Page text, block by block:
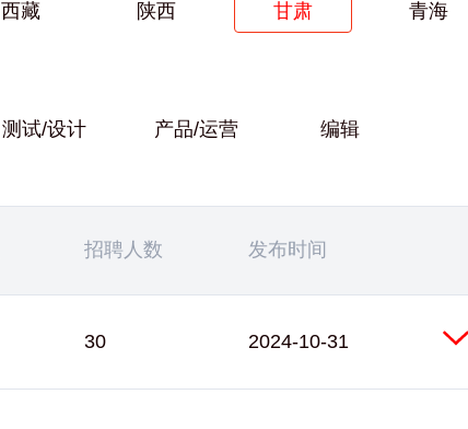
西藏 陕西 甘肃 青海
测试/设计 产品/运营 编辑
招聘人数 发布时间
30 2024-10-31